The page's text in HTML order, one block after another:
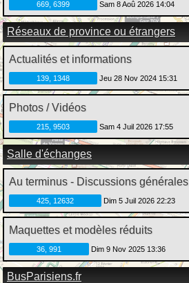
669, 6399 Sam 8 Aoû 2026 14:04
Réseaux de province ou étrangers
Actualités et informations
139, 1348 Jeu 28 Nov 2024 15:31
Photos / Vidéos
215, 9503 Sam 4 Juil 2026 17:55
Salle d'échanges
Au terminus - Discussions générales
425, 12632 Dim 5 Juil 2026 22:23
Maquettes et modèles réduits
36, 991 Dim 9 Nov 2025 13:36
BusParisiens.fr